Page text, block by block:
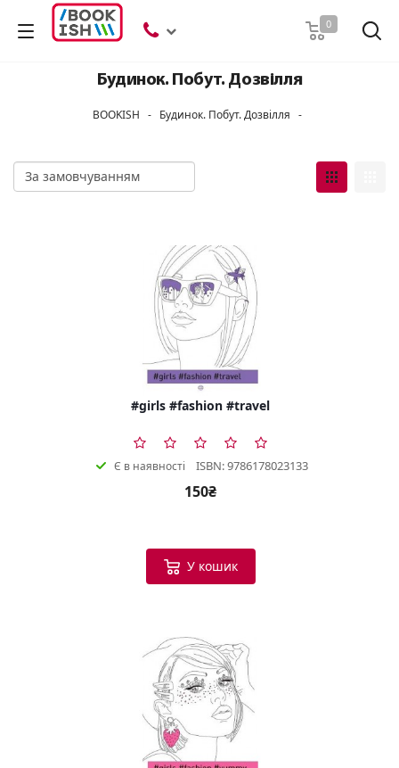
0
Будинок. Побут. Дозвілля
BOOKISH - Будинок. Побут. Дозвілля -
#girls #fashion #travel
Є в наявності ISBN: 9786178023133
150₴
У кошик